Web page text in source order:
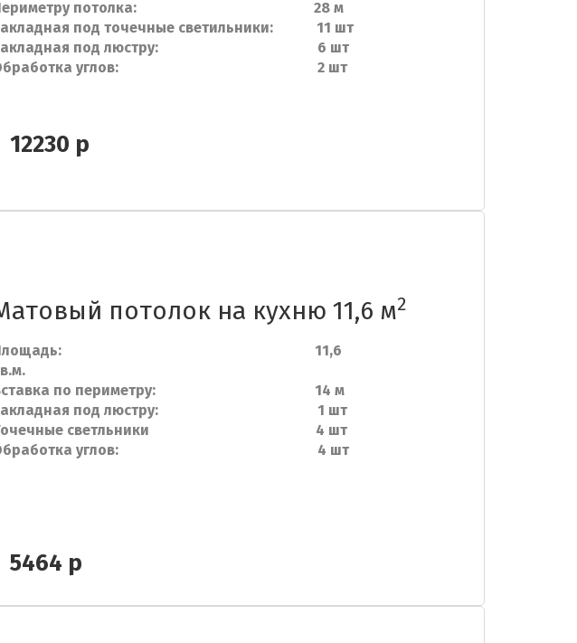
потолка: 28 м
под точечные светильники: 11 шт
под люстру: 6 шт
углов: 2 шт
12230 р
потолок на кухню 11,6 м2
11,6
по периметру: 14 м
под люстру: 1 шт
светльники 4 шт
углов: 4 шт
5464 р